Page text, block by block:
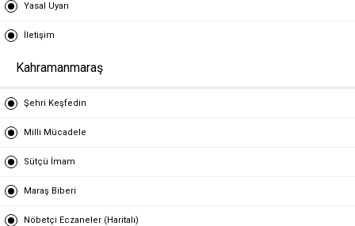
Yasal Uyarı
İletişim
Kahramanmaraş
Şehri Keşfedin
Milli Mücadele
Sütçü İmam
Maraş Biberi
Nöbetçi Eczaneler (Haritalı)